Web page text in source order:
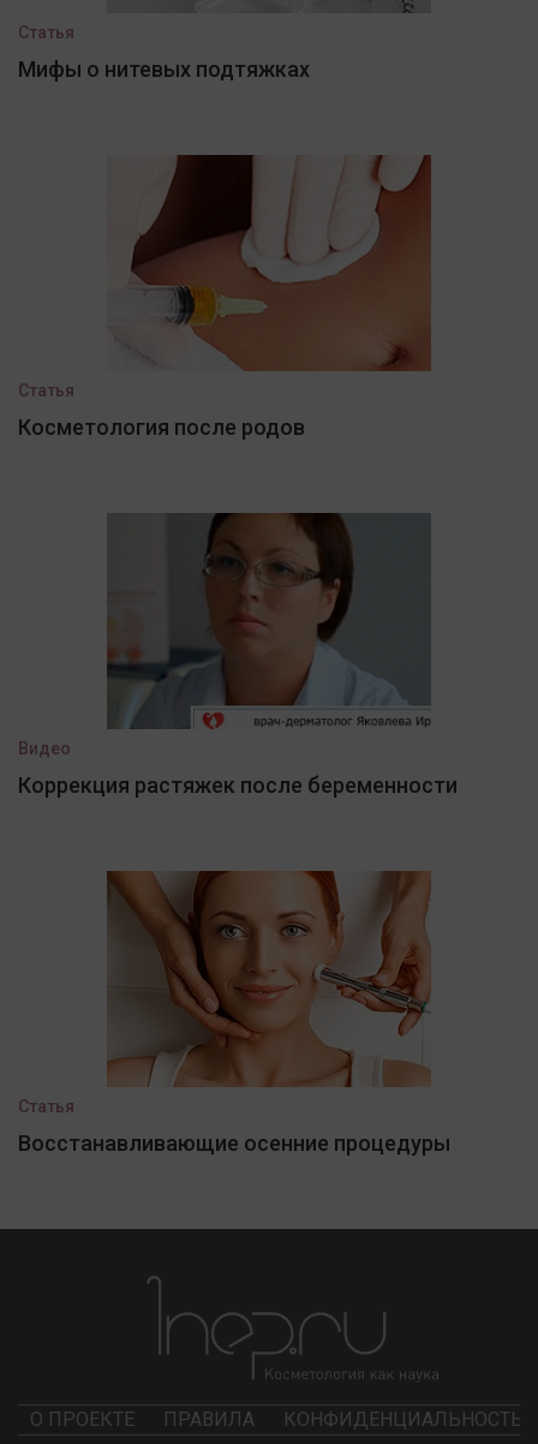
Статья
Мифы о нитевых подтяжках
Статья
Косметология после родов
Видео
Коррекция растяжек после беременности
Статья
Восстанавливающие осенние процедуры
О ПРОЕКТЕ ПРАВИЛА КОНФИДЕНЦИАЛЬНОСТЬ